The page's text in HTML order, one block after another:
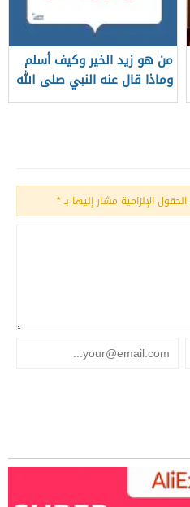
من هو زيد الخير وكيف أسلم
وماذا قال عنه النبي صلى الله
عليه وسلم؟
الحقول الإلزامية مشار إليها بـ*